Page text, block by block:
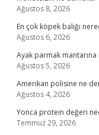
Ağustos 8, 2026
En çok köpek balığı
Ağustos 6, 2026
Ayak parmak
Ağustos 5, 2026
Amerikan polisine ne
Ağustos 4, 2026
Yonca protein değeri
Temmuz 29, 2026